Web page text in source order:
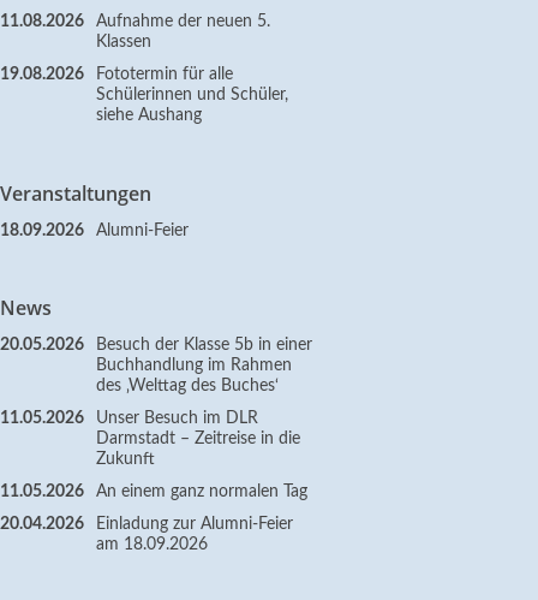
11.08.2026
Aufnahme der neuen 5.
Klassen
19.08.2026
Fototermin für alle
Schülerinnen und Schüler,
siehe Aushang
Veranstaltungen
18.09.2026 Alumni-Feier
News
20.05.2026
Besuch der Klasse 5b in einer
Buchhandlung im Rahmen
des ‚Welttag des Buches‘
11.05.2026
Unser Besuch im DLR
Darmstadt – Zeitreise in die
Zukunft
11.05.2026
An einem ganz normalen Tag
20.04.2026
Einladung zur Alumni-Feier
am 18.09.2026